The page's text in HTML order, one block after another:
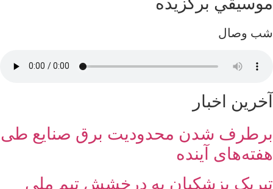
شب وصال
آخرین اخبار
برطرف شدن محدودیت‌ برق صنایع طی
هفته‌های آینده
تبریک پزشکیان به درخشش تیم ملی